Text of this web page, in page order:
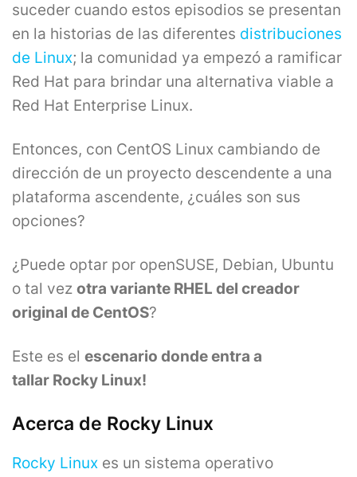
suceder cuando estos episodios se presentan
en la historias de las diferentes distribuciones
de Linux; la comunidad ya empezó a ramificar
Red Hat para brindar una alternativa viable a
Red Hat Enterprise Linux.
Entonces, con CentOS Linux cambiando de
dirección de un proyecto descendente a una
plataforma ascendente, ¿cuáles son sus
opciones?
¿Puede optar por openSUSE, Debian, Ubuntu
o tal vez otra variante RHEL del creador
original de CentOS?
Este es el escenario donde entra a
tallar Rocky Linux!
Acerca de Rocky Linux
Rocky Linux es un sistema operativo